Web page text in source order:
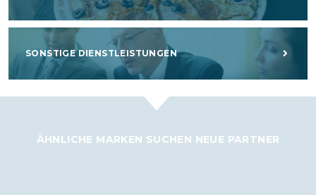
SONSTIGE DIENSTLEISTUNGEN
ÄHNLICHE MARKEN SUCHEN NEUE PARTNER